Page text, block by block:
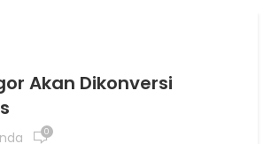
Akan Dikonversi
0